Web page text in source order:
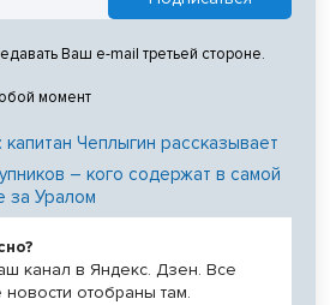
Ваш e-mail третьей стороне.
момент
капитан Чеплыгин рассказывает
– кого содержат в самой
за Уралом
канал в Яндекс. Дзен. Все
отобраны там.